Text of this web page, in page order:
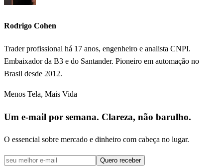
Rodrigo Cohen
Trader profissional há 17 anos, engenheiro e analista CNPI.
Embaixador da B3 e do Santander. Pioneiro em automação no
Brasil desde 2012.
Menos Tela, Mais Vida
Um e-mail por semana. Clareza, não barulho.
O essencial sobre mercado e dinheiro com cabeça no lugar.
Quero receber